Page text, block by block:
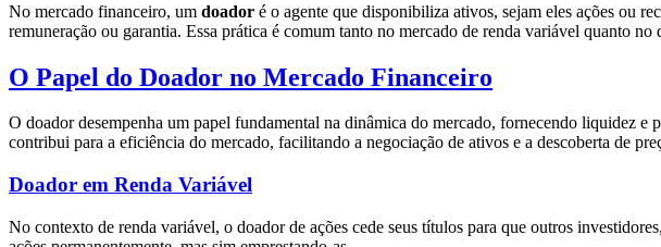
No mercado financeiro, um doador é o agente que disponibiliza ativos, sejam eles ações ou
remuneração ou garantia. Essa prática é comum tanto no mercado de renda variável quanto
O Papel do Doador no Mercado Financeiro
O doador desempenha um papel fundamental na dinâmica do mercado, fornecendo liquidez
contribui para a eficiência do mercado, facilitando a negociação de ativos e a descoberta de
Doador em Renda Variável
No contexto de renda variável, o doador de ações cede seus títulos para que outros